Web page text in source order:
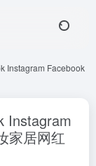
Instagram Facebook
Instagram
家居网红